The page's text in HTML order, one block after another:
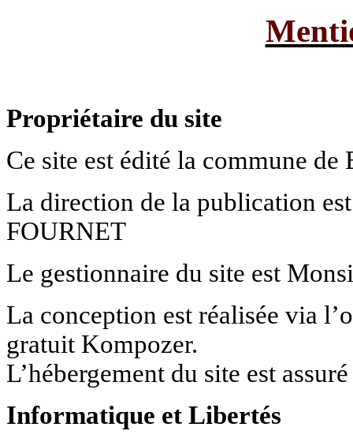
Propriétaire du site
Ce site est édité la commune
La direction de la publication
FOURNET
Le gestionnaire du site est
La conception est réalisée via
gratuit Kompozer.
L’hébergement du site est
Informatique et Libertés